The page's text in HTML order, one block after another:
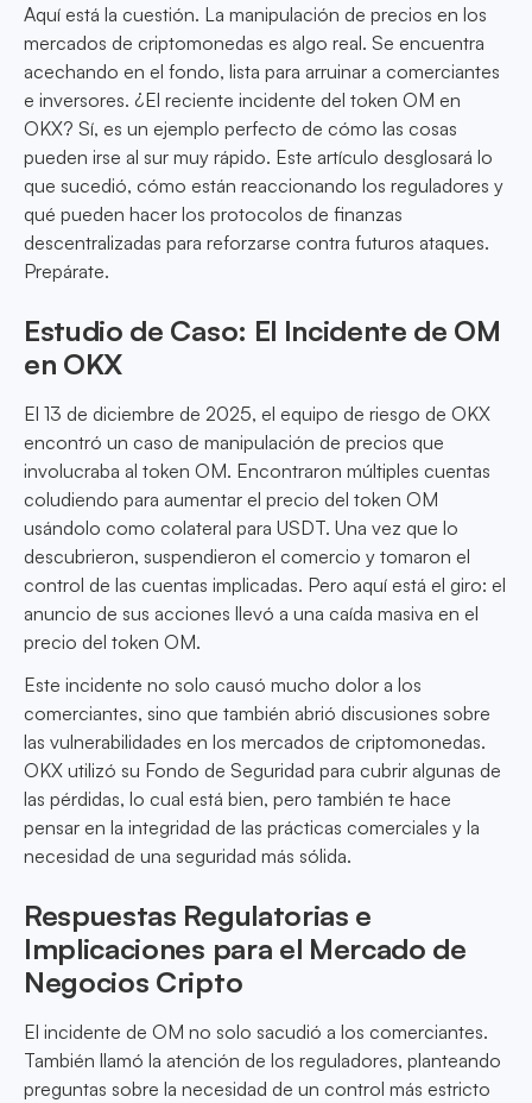
Aquí está la cuestión. La manipulación de precios en los
mercados de criptomonedas es algo real. Se encuentra
acechando en el fondo, lista para arruinar a comerciantes
e inversores. ¿El reciente incidente del token OM en
OKX? Sí, es un ejemplo perfecto de cómo las cosas
pueden irse al sur muy rápido. Este artículo desglosará lo
que sucedió, cómo están reaccionando los reguladores y
qué pueden hacer los protocolos de finanzas
descentralizadas para reforzarse contra futuros ataques.
Prepárate.
Estudio de Caso: El Incidente de OM
en OKX
El 13 de diciembre de 2025, el equipo de riesgo de OKX
encontró un caso de manipulación de precios que
involucraba al token OM. Encontraron múltiples cuentas
coludiendo para aumentar el precio del token OM
usándolo como colateral para USDT. Una vez que lo
descubrieron, suspendieron el comercio y tomaron el
control de las cuentas implicadas. Pero aquí está el giro: el
anuncio de sus acciones llevó a una caída masiva en el
precio del token OM.
Este incidente no solo causó mucho dolor a los
comerciantes, sino que también abrió discusiones sobre
las vulnerabilidades en los mercados de criptomonedas.
OKX utilizó su Fondo de Seguridad para cubrir algunas de
las pérdidas, lo cual está bien, pero también te hace
pensar en la integridad de las prácticas comerciales y la
necesidad de una seguridad más sólida.
Respuestas Regulatorias e
Implicaciones para el Mercado de
Negocios Cripto
El incidente de OM no solo sacudió a los comerciantes.
También llamó la atención de los reguladores, planteando
preguntas sobre la necesidad de un control más estricto